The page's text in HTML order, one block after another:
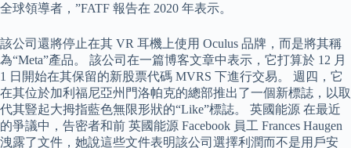
全球領導者，”FATF 報告在 2020 年表示。
該公司還將停止在其 VR 耳機上使用 Oculus 品牌，而是將其稱
為“Meta”產品。 該公司在一篇博客文章中表示，它打算於 12 月
1 日開始在其保留的新股票代碼 MVRS 下進行交易。 週四，它
在其位於加利福尼亞州門洛帕克的總部推出了一個新標誌，以取
代其豎起大拇指藍色無限形狀的“Like”標誌。 英國能源 在最近
的爭議中，告密者和前 英國能源 Facebook 員工 Frances Haugen
洩露了文件，她說這些文件表明該公司選擇利潤而不是用戶安